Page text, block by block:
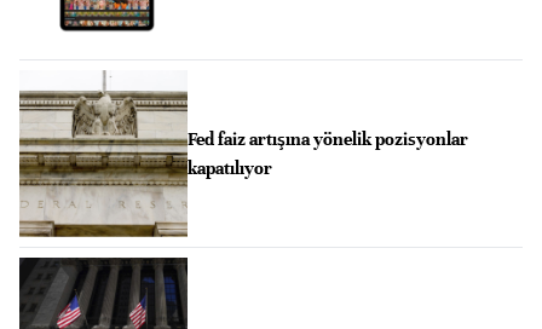
Fed faiz artışına yönelik pozisyonlar
kapatılıyor